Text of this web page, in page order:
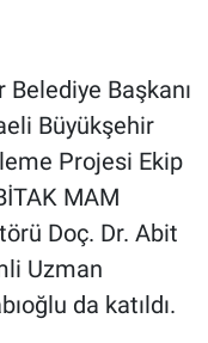
Başkanı
Büyükşehir
Projesi Ekip
MAM
Doç. Dr. Abit
Uzman
da katıldı.